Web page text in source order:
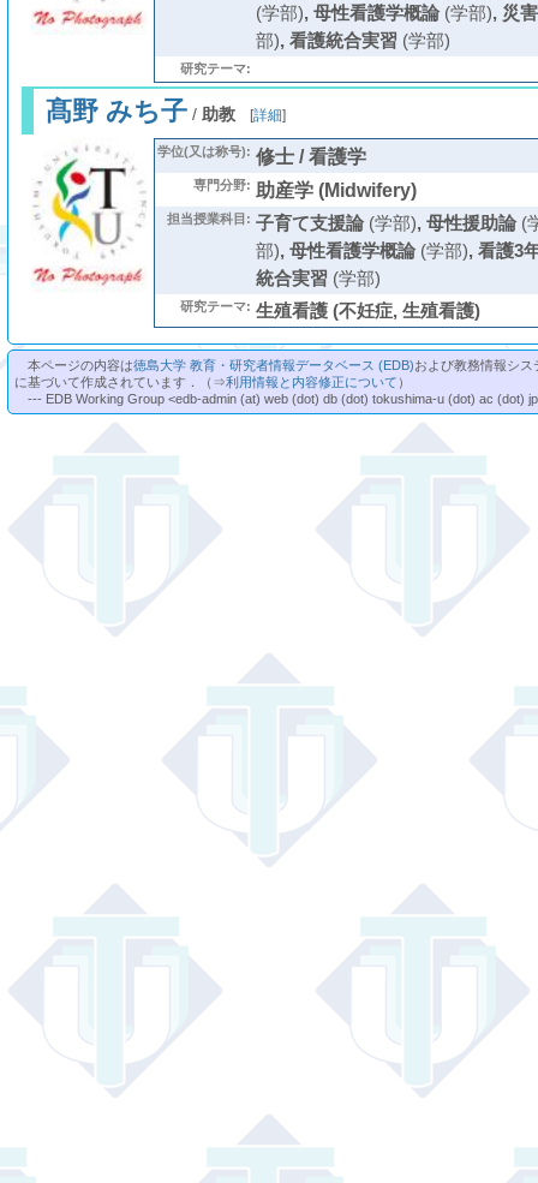
(学部), 母性看護学概論(学部), 災
部), 看護統合実習 (学部)
研究テーマ:
髙野 みち子/ 助教 [詳細]
学位(又は称号): 修士 / 看護学
専門分野: 助産学 (Midwifery)
担当授業科目: 子育て支援論(学部), 母性援助論(
部), 母性看護学概論(学部), 看護3
統合実習 (学部)
研究テーマ: 生殖看護 (不妊症, 生殖看護)
本ページの内容は徳島大学 教育・研究者情報データベース (EDB)および教務情報シ
に基づいて作成されています．（⇒利用情報と内容修正について ）
--- EDB Working Group <edb-admin (at) web (dot) db (dot) tokushima-u (dot) ac (dot)